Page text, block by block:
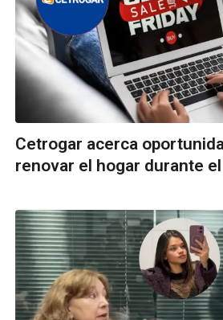
Cetrogar acerca
renovar el hogar durante